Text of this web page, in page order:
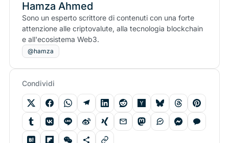
Hamza Ahmed
Sono un esperto scrittore di contenuti con una forte
attenzione alle criptovalute, alla tecnologia blockchain
e all'ecosistema Web3.
@hamza
Condividi